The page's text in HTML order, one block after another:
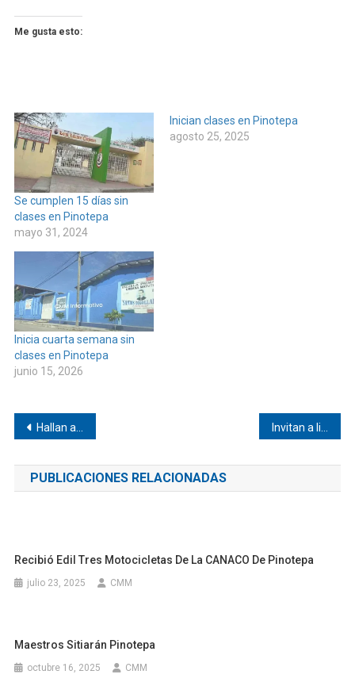
Me gusta esto:
Se cumplen 15 días sin
clases en Pinotepa
mayo 31, 2024
Inician clases en Pinotepa
agosto 25, 2025
Inicia cuarta semana sin
clases en Pinotepa
junio 15, 2026
Navegación
de
entradas
Hallan a un cocodrilo sin c4b3z#4 ni c0l4 en Jamiltepec
PUBLICACIONES RELACIONADAS
Recibió Edil Tres Motocicletas De La CANACO De Pinotepa
julio 23, 2025 CMM
Maestros Sitiarán Pinotepa
octubre 16, 2025 CMM